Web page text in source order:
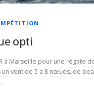
opti
à Marseille pour une régate
un vent de 5 à 8 nœuds, de